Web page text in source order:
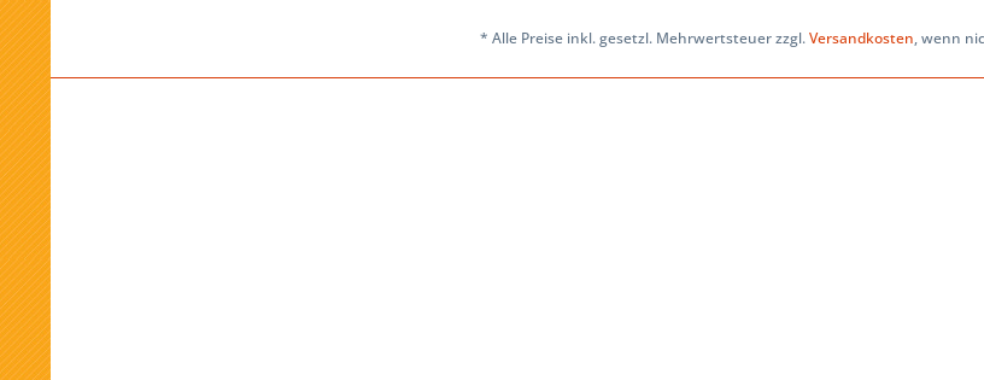
* Alle Preise inkl. gesetzl. Mehrwertsteuer zzgl.Versandkosten, wenn